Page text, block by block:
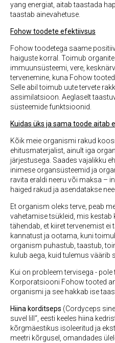
yang energiat, aitab taastada
taastab ainevahetuse.
Fohow toodete efektiivsus
Fohow toodetega saame
haiguste korral. Toimub
immuunsüsteemi, vere,
tervenemine, kuna Fohow
Selle abil toimub uute tervete
assimilatsioon. Aeglaselt
süsteemide funktsioonid.
Kuidas üks ja sama toode aitab
Kõik meie organismi rakud
ehitusmaterjalist, ainult iga
järjestusega. Saades vajalikku
inimese organsüsteemid ja
ravita eraldi neeru või maksa –
haiged rakud ja asendatakse
Et organism oleks terve, peab
vahetamise tsükleid, mis kestab
tähendab, et kiiret tervenemist
kannatust ja ootama, kuni
organism puhastub, taastub,
kulub aega, kuid tulemus väärib
Kui on probleem tervisega -
Korporatsiooni Fohow tooted
organismi ja see hakkab ise
Hiina korditseps (Cordyceps
suvel lill“, eesti keeles hiina
kõrgmäestikus isoleeritud ja
meetri kõrgusel, omandades